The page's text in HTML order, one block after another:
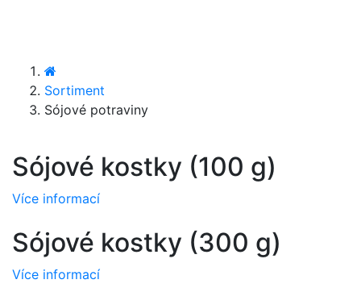
Sortiment
Sójové potraviny
Sójové kostky (100 g)
Více informací
Sójové kostky (300 g)
Více informací